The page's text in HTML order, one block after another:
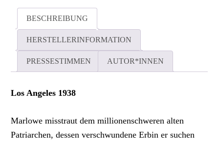
BESCHREIBUNG
HERSTELLERINFORMATION
PRESSESTIMMEN AUTOR*INNEN
Los Angeles 1938
Marlowe misstraut dem millionenschweren alten
Patriarchen, dessen verschwundene Erbin er suchen